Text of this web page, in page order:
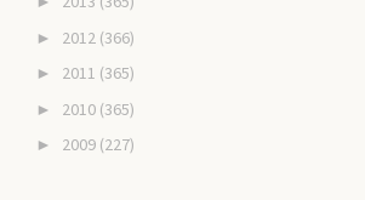
► 2012 (366)
► 2011 (365)
► 2010 (365)
► 2009 (227)